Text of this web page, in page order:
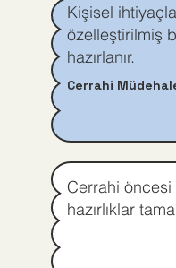
Kişisel
özelleştirilmiş
hazırlanır.
Cerrahi Müdehale
Cerrahi
hazırlıklar